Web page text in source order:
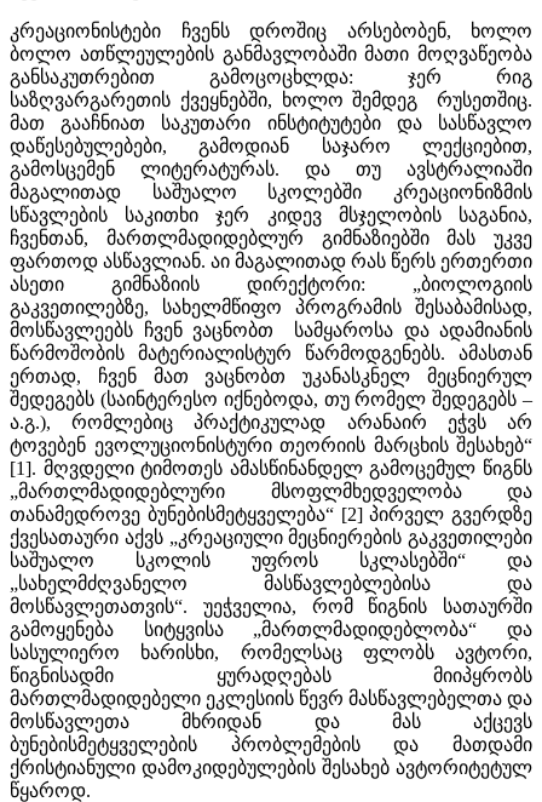
კრეაციონისტები ჩვენს დროშიც არსებობენ, ხოლო
ბოლო ათწლეულების განმავლობაში მათი მოღვაწეობა
განსაკუთრებით გამოცოცხლდა: ჯერ რიგ
საზღვარგარეთის ქვეყნებში, ხოლო შემდეგ რუსეთშიც.
მათ გააჩნიათ საკუთარი ინსტიტუტები და სასწავლო
დაწესებულებები, გამოდიან საჯარო ლექციებით,
გამოსცემენ ლიტერატურას. და თუ ავსტრალიაში
მაგალითად საშუალო სკოლებში კრეაციონიზმის
სწავლების საკითხი ჯერ კიდევ მსჯელობის საგანია,
ჩვენთან, მართლმადიდებლურ გიმნაზიებში მას უკვე
ფართოდ ასწავლიან. აი მაგალითად რას წერს ერთერთი
ასეთი გიმნაზიის დირექტორი: „ბიოლოგიის
გაკვეთილებზე, სახელმწიფო პროგრამის შესაბამისად,
მოსწავლეებს ჩვენ ვაცნობთ სამყაროსა და ადამიანის
წარმოშობის მატერიალისტურ წარმოდგენებს. ამასთან
ერთად, ჩვენ მათ ვაცნობთ უკანასკნელ მეცნიერულ
შედეგებს (საინტერესო იქნებოდა, თუ რომელ შედეგებს –
ა.გ.), რომლებიც პრაქტიკულად არანაირ ეჭვს არ
ტოვებენ ევოლუციონისტური თეორიის მარცხის შესახებ“
[1]. მღვდელი ტიმოთეს ამასწინანდელ გამოცემულ წიგნს
„მართლმადიდებლური მსოფლმხედველობა და
თანამედროვე ბუნებისმეტყველება“ [2] პირველ გვერდზე
ქვესათაური აქვს „კრეაციული მეცნიერების გაკვეთილები
საშუალო სკოლის უფროს სკლასებში“ და
„სახელმძღვანელო მასწავლებლებისა და
მოსწავლეთათვის“. უეჭველია, რომ წიგნის სათაურში
გამოყენება სიტყვისა „მართლმადიდებლობა“ და
სასულიერო ხარისხი, რომელსაც ფლობს ავტორი,
წიგნისადმი ყურადღებას მიიპყრობს
მართლმადიდებელი ეკლესიის წევრ მასწავლებელთა და
მოსწავლეთა მხრიდან და მას აქცევს
ბუნებისმეტყველების პრობლემების და მათდამი
ქრისტიანული დამოკიდებულების შესახებ ავტორიტეტულ
წყაროდ.